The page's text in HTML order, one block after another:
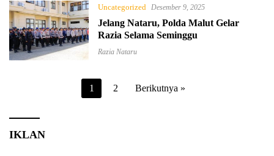
Uncategorized Desember 9, 2025
Jelang Nataru, Polda Malut Gelar
Razia Selama Seminggu
Razia Nataru
1 2 Berikutnya »
IKLAN